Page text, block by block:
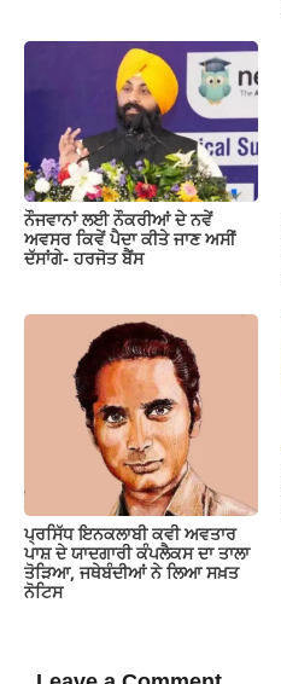
ਨੌਜਵਾਨਾਂ ਲਈ ਨੌਕਰੀਆਂ ਦੇ ਨਵੇਂ
ਅਵਸਰ ਕਿਵੇਂ ਪੈਦਾ ਕੀਤੇ ਜਾਣ ਅਸੀਂ
ਦੱਸਾਂਗੇ- ਹਰਜੋਤ ਬੈਂਸ
ਪ੍ਰਸਿੱਧ ਇਨਕਲਾਬੀ ਕਵੀ ਅਵਤਾਰ
ਪਾਸ਼ ਦੇ ਯਾਦਗਾਰੀ ਕੰਪਲੈਕਸ ਦਾ ਤਾਲਾ
ਤੋੜਿਆ, ਜਥੇਬੰਦੀਆਂ ਨੇ ਲਿਆ ਸਖ਼ਤ
ਨੋਟਿਸ